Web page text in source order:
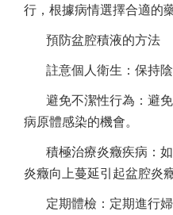
行，根據病情選擇合適的
預防盆腔積液的方法
註意個人衛生：保持
避免不潔性行為：避
病原體感染的機會。
積極治療炎癥疾病：
炎癥向上蔓延引起盆腔炎癥
定期體檢：定期進行